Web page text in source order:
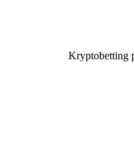
Kryptobetting